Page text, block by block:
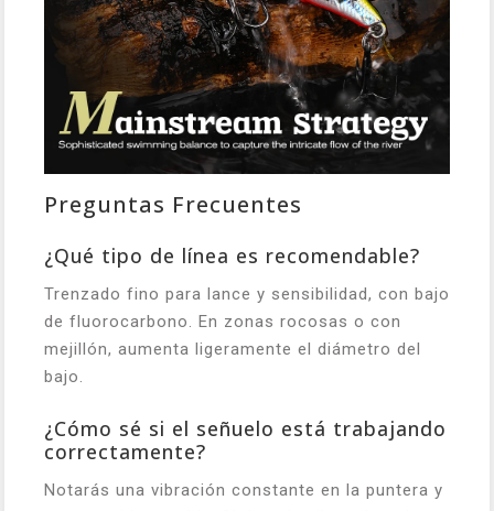
Preguntas Frecuentes
¿Qué tipo de línea es recomendable?
Trenzado fino para lance y sensibilidad, con bajo
de fluorocarbono. En zonas rocosas o con
mejillón, aumenta ligeramente el diámetro del
bajo.
¿Cómo sé si el señuelo está trabajando
correctamente?
Notarás una vibración constante en la puntera y